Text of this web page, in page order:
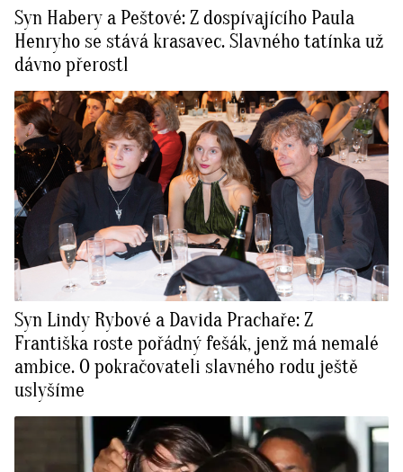
Syn Habery a Peštové: Z dospívajícího Paula
Henryho se stává krasavec. Slavného tatínka už
dávno přerostl
Syn Lindy Rybové a Davida Prachaře: Z
Františka roste pořádný fešák, jenž má nemalé
ambice. O pokračovateli slavného rodu ještě
uslyšíme